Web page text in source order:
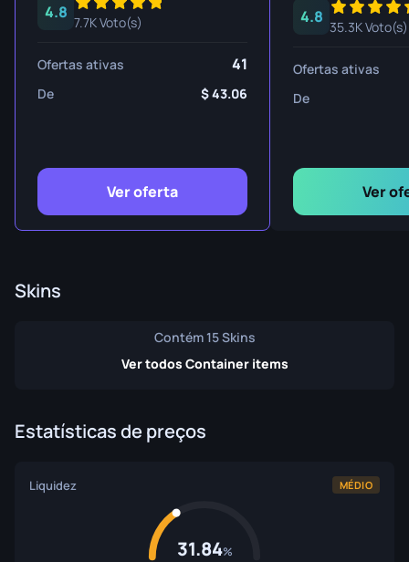
4.8
7.7K Voto(s)
Ofertas ativas 41
De 43.06
Ver oferta
4.8
35.3K Voto(s)
Ofertas ativas
De
Ver
Skins
Contém 15 Skins
Ver todos Container items
Estatísticas de preços
Liquidez MÉDIO
31.84%